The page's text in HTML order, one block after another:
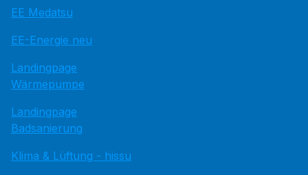
EE Medatsu
EE-Energie neu
Landingpage
Wärmepumpe
Landingpage
Badsanierung
Klima & Lüftung - hissu